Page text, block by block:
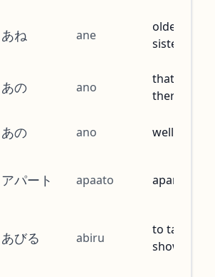
あね ane
older
sister
あの ano
that (over
there)
あの ano well, then
アパート apaato apartment
あびる abiru
to take a
shower